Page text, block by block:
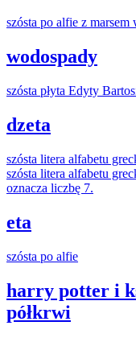
szósta po alfie z marsem
wodospady
szósta płyta Edyty
dzeta
szósta litera alfabetu
szósta litera alfabetu
oznacza liczbę 7.
eta
szósta po alfie
harry potter i
półkrwi